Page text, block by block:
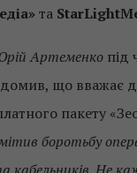
та
Артеменко під
що вважає
пакету
боротьбу